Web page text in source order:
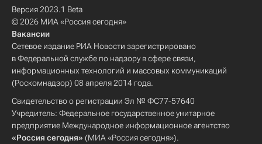
Версия 2023.1 Beta
© 2026 МИА «Россия сегодня»
Вакансии
Сетевое издание РИА Новости зарегистрировано
в Федеральной службе по надзору в сфере связи,
информационных технологий и массовых коммуникаций
(Роскомнадзор) 08 апреля 2014 года.
Свидетельство о регистрации Эл № ФС77-57640
Учредитель: Федеральное государственное унитарное
предприятие Международное информационное агентство
«Россия сегодня» (МИА «Россия сегодня»).